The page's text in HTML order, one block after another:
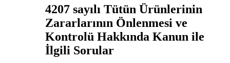
4207 sayılı Tütün Ürünlerinin
Zararlarının Önlenmesi ve
Kontrolü Hakkında Kanun ile
İlgili Sorular